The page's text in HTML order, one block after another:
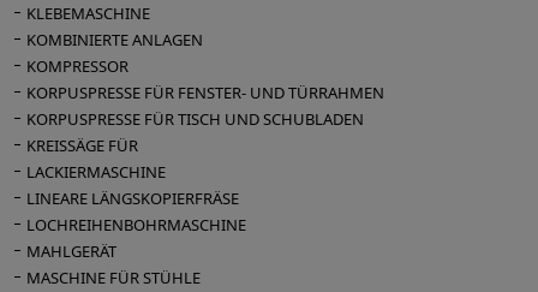
KLEBEMASCHINE
KOMBINIERTE ANLAGEN
KOMPRESSOR
KORPUSPRESSE FÜR FENSTER- UND TÜRRAHMEN
KORPUSPRESSE FÜR TISCH UND SCHUBLADEN
KREISSÄGE FÜR
LACKIERMASCHINE
LINEARE LÄNGSKOPIERFRÄSE
LOCHREIHENBOHRMASCHINE
MAHLGERÄT
MASCHINE FÜR STÜHLE